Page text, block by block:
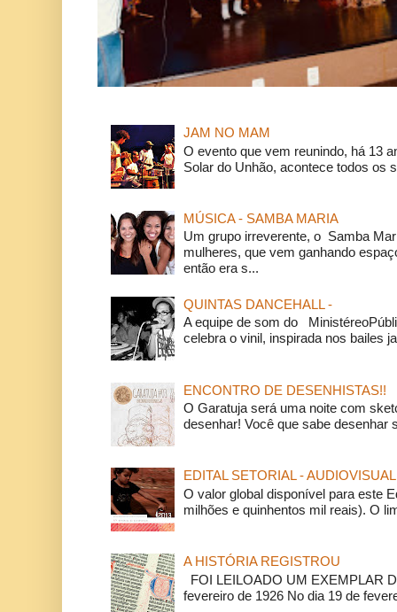
JAM NO MAM
O evento que vem reunindo, há 13
Solar do Unhão, acontece todos os
MÚSICA - SAMBA MARIA
Um grupo irreverente, o Samba
mulheres, que vem ganhando
então era s...
QUINTAS DANCEHALL -
A equipe de som do
celebra o vinil, inspirada nos bailes
ENCONTRO DE DESENHISTAS!!
O Garatuja será uma noite com
desenhar! Você que sabe desenhar
EDITAL SETORIAL - AUDIOVISUAL
O valor global disponível para este
milhões e quinhentos mil reais). O
A HISTÓRIA REGISTROU
FOI LEILOADO UM EXEMPLAR
fevereiro de 1926 No dia 19 de